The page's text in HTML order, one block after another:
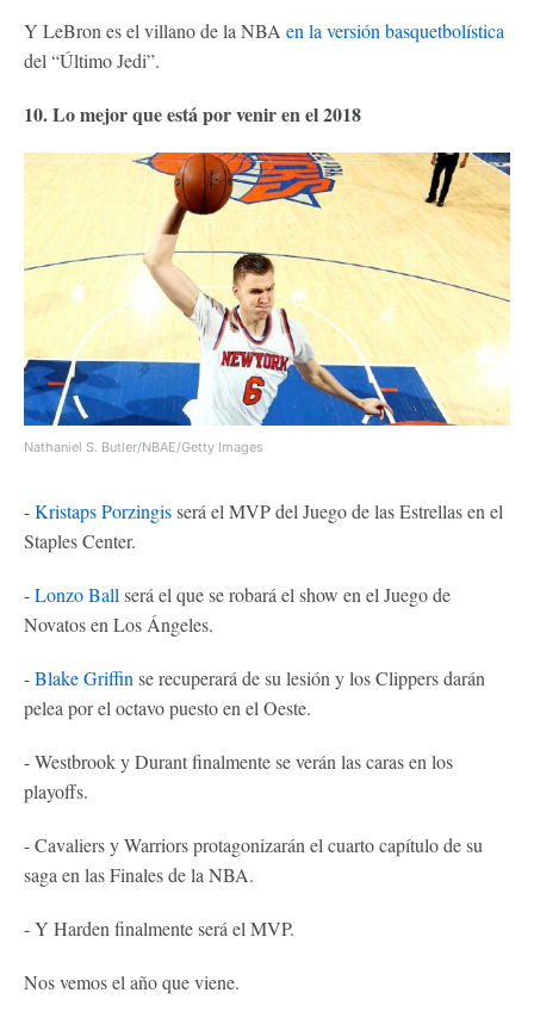
Y LeBron es el villano de la NBA en la versión basquetbolística
del “Último Jedi”.
10. Lo mejor que está por venir en el 2018
Nathaniel S. Butler/NBAE/Getty Images
-Kristaps Porzingisserá el MVP del Juego de las Estrellas en el
Staples Center.
-Lonzo Ballserá el que se robará el show en el Juego de
Novatos en Los Ángeles.
-Blake Griffinse recuperará de su lesión y los Clippers darán
pelea por el octavo puesto en el Oeste.
- Westbrook y Durant finalmente se verán las caras en los
playoffs.
- Cavaliers y Warriors protagonizarán el cuarto capítulo de su
saga en las Finales de la NBA.
- Y Harden finalmente será el MVP.
Nos vemos el año que viene.